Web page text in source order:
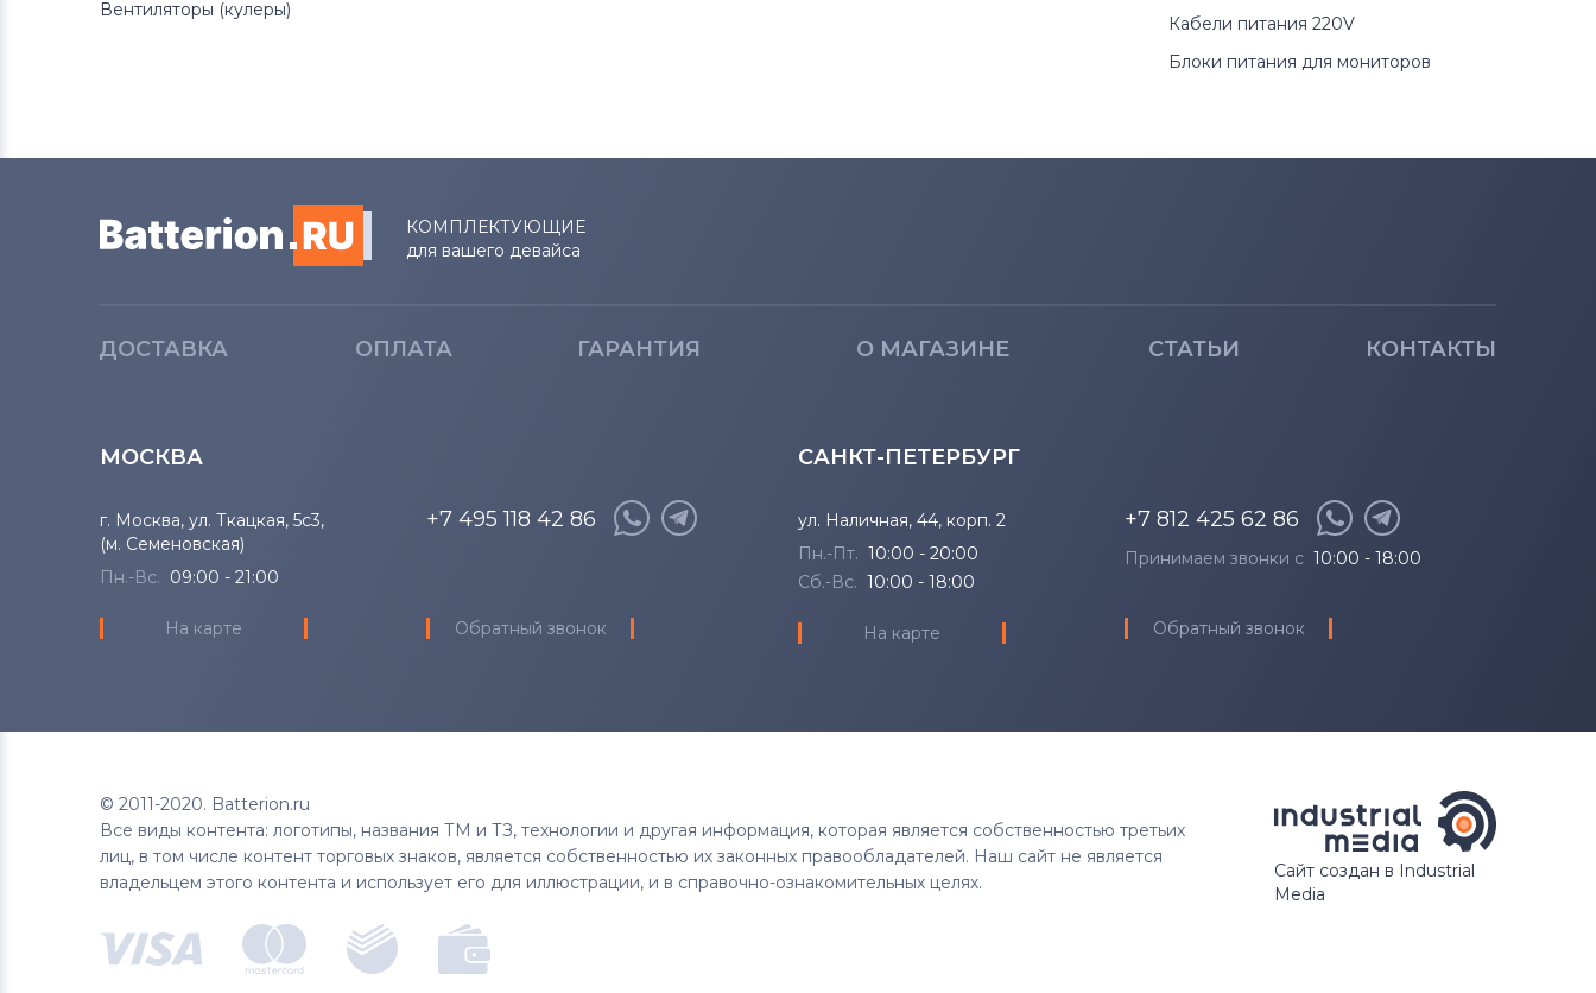
Вентиляторы (кулеры)
Кабели питания 220V
Блоки питания для мониторов
КОМПЛЕКТУЮЩИЕ
для вашего девайса
ДОСТАВКА ОПЛАТА ГАРАНТИЯ О МАГАЗИНЕ СТАТЬИ КОНТАКТЫ
МОСКВА
г. Москва, ул. Ткацкая, 5с3,
(м. Семеновская)
Пн.-Вс. 09:00 - 21:00
На карте
+7 495 118 42 86
Обратный звонок
САНКТ-ПЕТЕРБУРГ
ул. Наличная, 44, корп. 2
Пн.-Пт. 10:00 - 20:00
Сб.-Вс. 10:00 - 18:00
На карте
+7 812 425 62 86
Принимаем звонки с 10:00 - 18:00
Обратный звонок
© 2011-2020. Batterion.ru
Все виды контента: логотипы, названия ТМ и ТЗ, технологии и другая информация, которая является собственностью третьих
лиц, в том числе контент торговых знаков, является собственностью их законных правообладателей. Наш сайт не является
владельцем этого контента и использует его для иллюстрации, и в справочно-ознакомительных целях.
Сайт создан в Industrial
Media